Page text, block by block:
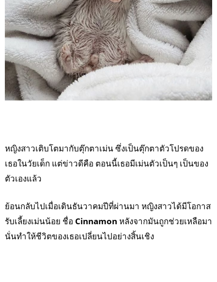
หญิงสาวเติบโตมากับตุ๊กตาเม่น ซึ่งเป็นตุ๊กตาตัวโปรดของ
เธอในวัยเด็ก แต่ข่าวดีคือ ตอนนี้เธอมีเม่นตัวเป็นๆ เป็นของ
ตัวเองแล้ว
ย้อนกลับไปเมื่อเดินธันวาคมปีที่ผ่านมา หญิงสาวได้มีโอกาส
รับเลี้ยงเม่นน้อย ชื่อ Cinnamon หลังจากมันถูกช่วยเหลือมา
นั่นทำให้ชีวิตของเธอเปลี่ยนไปอย่างสิ้นเชิง